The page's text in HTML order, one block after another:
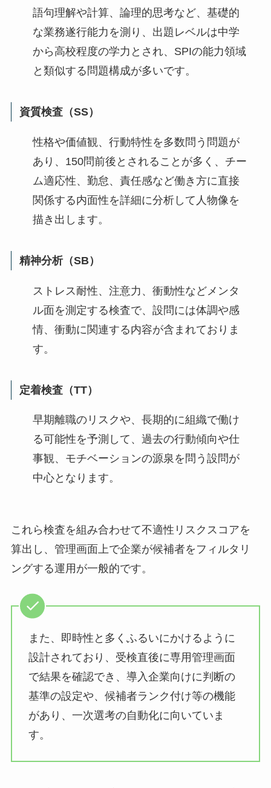
語句理解や計算、論理的思考など、基礎的
な業務遂行能力を測り、出題レベルは中学
から高校程度の学力とされ、SPIの能力領域
と類似する問題構成が多いです。
資質検査（SS）
性格や価値観、行動特性を多数問う問題が
あり、150問前後とされることが多く、チー
ム適応性、勤怠、責任感など働き方に直接
関係する内面性を詳細に分析して人物像を
描き出します。
精神分析（SB）
ストレス耐性、注意力、衝動性などメンタ
ル面を測定する検査で、設問には体調や感
情、衝動に関連する内容が含まれておりま
す。
定着検査（TT）
早期離職のリスクや、長期的に組織で働け
る可能性を予測して、過去の行動傾向や仕
事観、モチベーションの源泉を問う設問が
中心となります。
これら検査を組み合わせて不適性リスクスコアを
算出し、管理画面上で企業が候補者をフィルタリ
ングする運用が一般的です。
また、即時性と多くふるいにかけるように
設計されており、受検直後に専用管理画面
で結果を確認でき、導入企業向けに判断の
基準の設定や、候補者ランク付け等の機能
があり、一次選考の自動化に向いていま
す。